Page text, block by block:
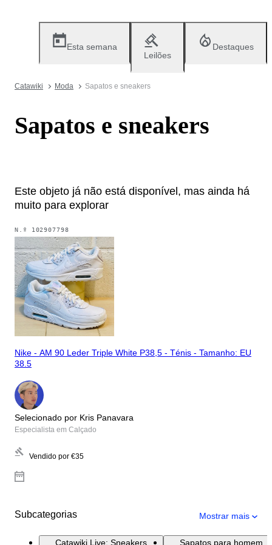
Esta semana
Leilões
Destaques
Catawiki Moda Sapatos e sneakers
Sapatos e sneakers
Este objeto já não está disponível, mas ainda há
muito para explorar
N.º 102907798
Nike - AM 90 Leder Triple White P38,5 - Ténis - Tamanho: EU
38.5
Selecionado por Kris Panavara
Especialista em Calçado
Vendido por €35
Subcategorias Mostrar mais
Catawiki Live: Sneakers Sapatos para homem